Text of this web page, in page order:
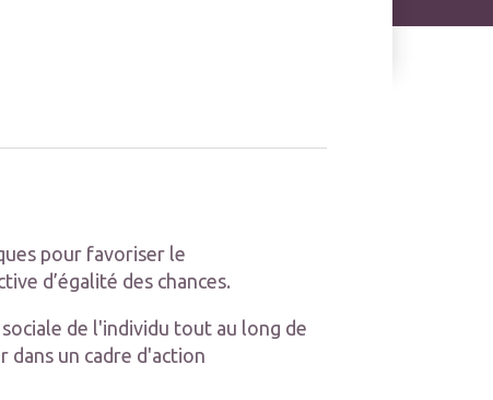
pour favoriser le
d’égalité des chances.
de l'individu tout au long de
un cadre d'action